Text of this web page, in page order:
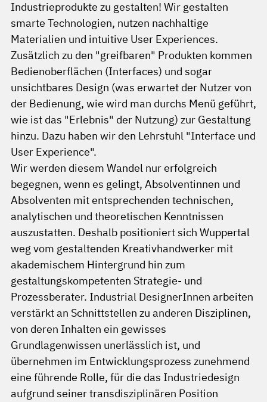
Industrieprodukte zu gestalten! Wir gestalten
smarte Technologien, nutzen nachhaltige
Materialien und intuitive User Experiences.
Zusätzlich zu den "greifbaren" Produkten kommen
Bedienoberflächen (Interfaces) und sogar
unsichtbares Design (was erwartet der Nutzer von
der Bedienung, wie wird man durchs Menü geführt,
wie ist das "Erlebnis" der Nutzung) zur Gestaltung
hinzu. Dazu haben wir den Lehrstuhl "Interface und
User Experience".
Wir werden diesem Wandel nur erfolgreich
begegnen, wenn es gelingt, Absolventinnen und
Absolventen mit entsprechenden technischen,
analytischen und theoretischen Kenntnissen
auszustatten. Deshalb positioniert sich Wuppertal
weg vom gestaltenden Kreativhandwerker mit
akademischem Hintergrund hin zum
gestaltungskompetenten Strategie- und
Prozessberater. Industrial DesignerInnen arbeiten
verstärkt an Schnittstellen zu anderen Disziplinen,
von deren Inhalten ein gewisses
Grundlagenwissen unerlässlich ist, und
übernehmen im Entwicklungsprozess zunehmend
eine führende Rolle, für die das Industriedesign
aufgrund seiner transdisziplinären Position